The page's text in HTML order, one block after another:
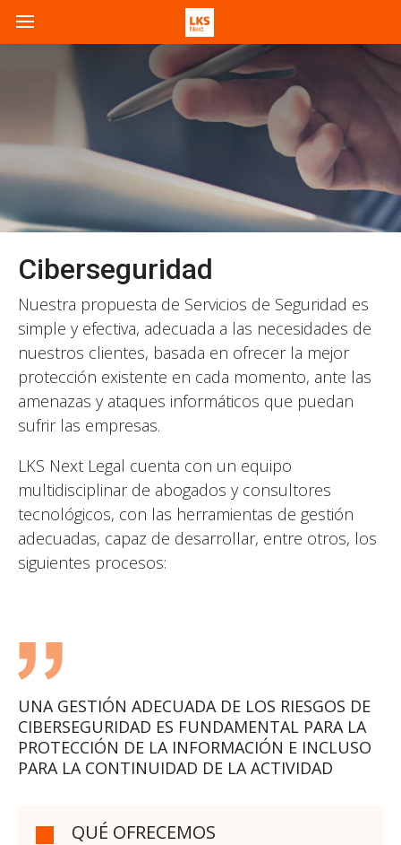
Ciberseguridad
Nuestra propuesta de Servicios de Seguridad es
simple y efectiva, adecuada a las necesidades de
nuestros clientes, basada en ofrecer la mejor
protección existente en cada momento, ante las
amenazas y ataques informáticos que puedan
sufrir las empresas.
LKS Next Legal cuenta con un equipo
multidisciplinar de abogados y consultores
tecnológicos, con las herramientas de gestión
adecuadas, capaz de desarrollar, entre otros, los
siguientes procesos:
UNA GESTIÓN ADECUADA DE LOS RIESGOS DE
CIBERSEGURIDAD ES FUNDAMENTAL PARA LA
PROTECCIÓN DE LA INFORMACIÓN E INCLUSO
PARA LA CONTINUIDAD DE LA ACTIVIDAD
QUÉ OFRECEMOS